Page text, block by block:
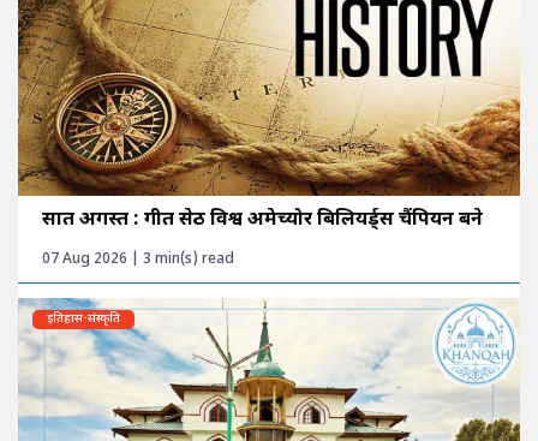
सात अगस्त : गीत सेठी विश्व अमेच्योर बिलियर्ड्स चैंपियन बने
07 Aug 2026 | 3 min(s) read
इतिहास-संस्कृति